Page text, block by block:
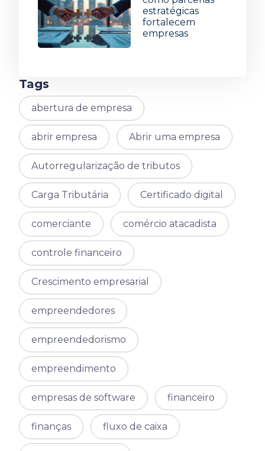
estratégicas
fortalecem
empresas
Tags
abertura de empresa
abrir empresa Abrir uma empresa
Autorregularização de tributos
Carga Tributária Certificado digital
comerciante comércio atacadista
controle financeiro
Crescimento empresarial
empreendedores
empreendedorismo
empreendimento
empresas de software financeiro
finanças fluxo de caixa